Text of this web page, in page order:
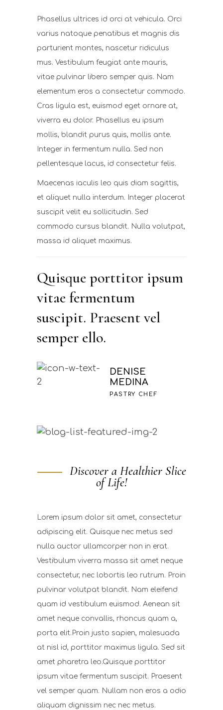
Phasellus ultrices id orci at vehicula. Orci
varius natoque penatibus et magnis dis
parturient montes, nascetur ridiculus
mus. Vestibulum feugiat ante mauris,
vitae pulvinar libero semper quis. Nam
elementum eros a consectetur commodo.
Cras ligula est, euismod eget ornare at,
viverra eu dolor. Phasellus eu ipsum
mollis, blandit purus quis, mollis ante.
Integer in fermentum nulla. Sed non
pellentesque lacus, id consectetur felis.
Maecenas iaculis leo quis diam sagittis,
et aliquet nulla interdum. Integer placerat
suscipit velit eu sollicitudin. Sed
commodo cursus blandit. Nulla volutpat,
massa id aliquet maximus.
Quisque porttitor ipsum
vitae fermentum
suscipit. Praesent vel
semper ello.
DENISE
MEDINA
PASTRY CHEF
Discover a Healthier Slice
of Life!
Lorem ipsum dolor sit amet, consectetur
adipiscing elit. Quisque nec metus sed
nulla auctor ullamcorper non in erat.
Vestibulum viverra massa sit amet neque
consectetur, nec lobortis leo rutrum. Proin
pulvinar volutpat blandit. Nam eleifend
quam id vestibulum euismod. Aenean sit
amet neque convallis, rhoncus quam a,
porta elit.Proin justo sapien, malesuada
at nisl id, porttitor maximus ligula. Sed sit
amet pharetra leo.Quisque porttitor
ipsum vitae fermentum suscipit. Praesent
vel semper quam. Nullam non eros a odio
aliquam dignissim nec nec metus.